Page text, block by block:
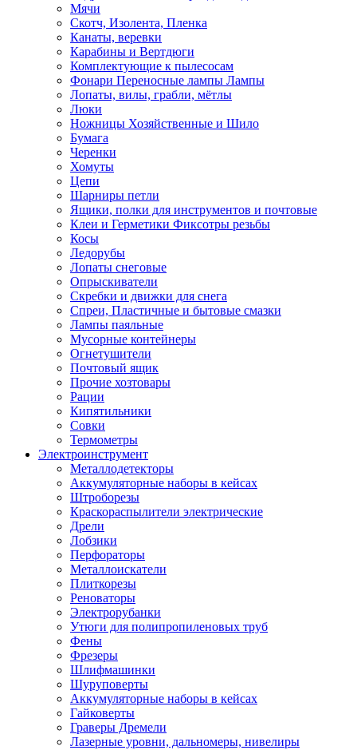
Мячи
Скотч, Изолента, Пленка
Канаты, веревки
Карабины и Вертдюги
Комплектующие к пылесосам
Фонари Переносные лампы Лампы
Лопаты, вилы, грабли, мётлы
Люки
Ножницы Хозяйственные и Шило
Бумага
Черенки
Хомуты
Цепи
Шарниры петли
Ящики, полки для инструментов и почтовые
Клеи и Герметики Фиксотры резьбы
Косы
Ледорубы
Лопаты снеговые
Опрыскиватели
Скребки и движки для снега
Спреи, Пластичные и бытовые смазки
Лампы паяльные
Мусорные контейнеры
Огнетушители
Почтовый ящик
Прочие хозтовары
Рации
Кипятильники
Совки
Термометры
Электроинструмент
Металлодетекторы
Аккумуляторные наборы в кейсах
Штроборезы
Краскораспылители электрические
Дрели
Лобзики
Перфораторы
Металлоискатели
Плиткорезы
Реноваторы
Электрорубанки
Утюги для полипропиленовых труб
Фены
Фрезеры
Шлифмашинки
Шуруповерты
Аккумуляторные наборы в кейсах
Гайковерты
Граверы Дремели
Лазерные уровни, дальномеры, нивелиры